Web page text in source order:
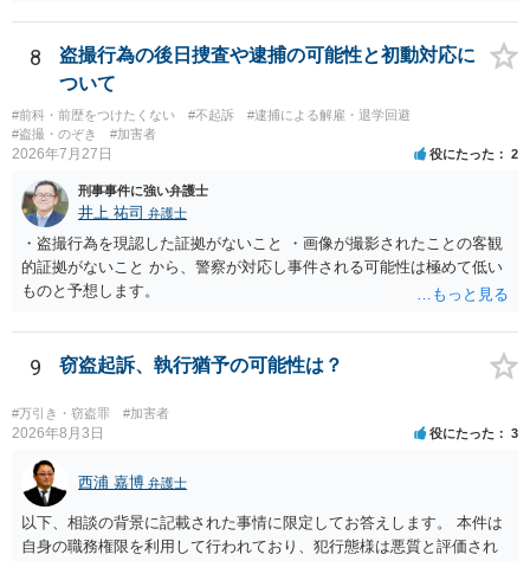
8
盗撮行為の後日捜査や逮捕の可能性と初動対応に
ついて
#前科・前歴をつけたくない #不起訴
#逮捕による解雇・退学回避
#盗撮・のぞき
#加害者
2026年7月27日 役にたった 2
刑事事件に強い弁護士
井上 祐司 弁護士
・盗撮行為を現認した証拠がないこと ・画像が撮影されたことの客観
的証拠がないこと から、警察が対応し事件される可能性は極めて低い
ものと予想します。
9 窃盗起訴、執行猶予の可能性は？
#万引き・窃盗罪 #加害者
2026年8月3日 役にたった 3
西浦 嘉博 弁護士
以下、相談の背景に記載された事情に限定してお答えします。 本件は
自身の職務権限を利用して行われており、犯行態様は悪質と評価され